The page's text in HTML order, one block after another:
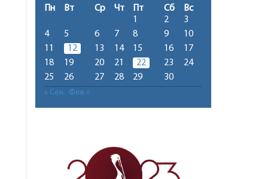
Пн Вт Ср Чт Пт Сб
Вс
1
2
3
4
5 6 7 8 9
10
11
12 13 14 15 16
17
18
19 20 21 22 23
24
25
26 27 28 29 30
« Сен Фев »